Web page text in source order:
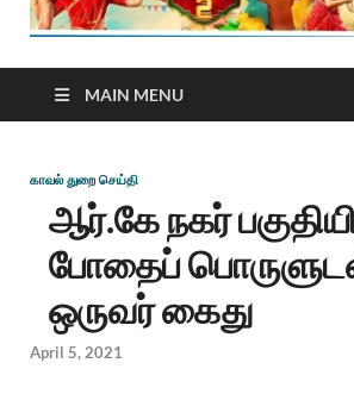
MAIN MENU
காவல் துறை செய்தி
ஆர்.கே நகர்
போதைப்
ஒருவர் கைது
April 5, 2021